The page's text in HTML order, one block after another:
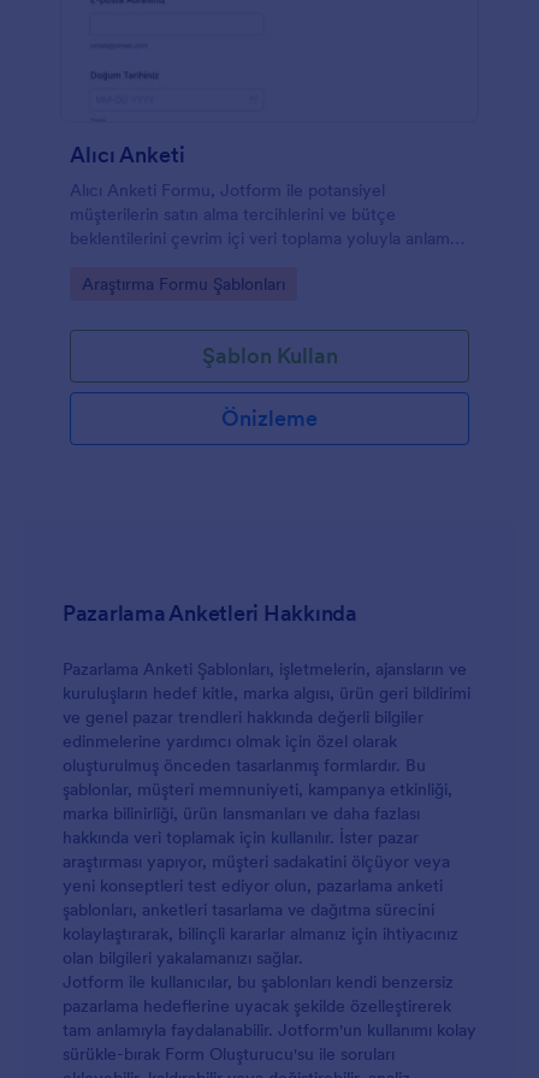
Alıcı Anketi
Alıcı Anketi Formu, Jotform ile potansiyel
müşterilerin satın alma tercihlerini ve bütçe
beklentilerini çevrim içi veri toplama yoluyla anlamak
anket şablonudur.
Go to Category:
Araştırma Formu Şablonları
Şablon Kullan
Önizleme
Pazarlama Anketleri Hakkında
Pazarlama Anketi Şablonları, işletmelerin, ajansların ve
kuruluşların hedef kitle, marka algısı, ürün geri bildirimi
ve genel pazar trendleri hakkında değerli bilgiler
edinmelerine yardımcı olmak için özel olarak
oluşturulmuş önceden tasarlanmış formlardır. Bu
şablonlar, müşteri memnuniyeti, kampanya etkinliği,
marka bilinirliği, ürün lansmanları ve daha fazlası
hakkında veri toplamak için kullanılır. İster pazar
araştırması yapıyor, müşteri sadakatini ölçüyor veya
yeni konseptleri test ediyor olun, pazarlama anketi
şablonları, anketleri tasarlama ve dağıtma sürecini
kolaylaştırarak, bilinçli kararlar almanız için ihtiyacınız
olan bilgileri yakalamanızı sağlar.
Jotform ile kullanıcılar, bu şablonları kendi benzersiz
pazarlama hedeflerine uyacak şekilde özelleştirerek
tam anlamıyla faydalanabilir. Jotform'un kullanımı kolay
sürükle-bırak Form Oluşturucu'su ile soruları